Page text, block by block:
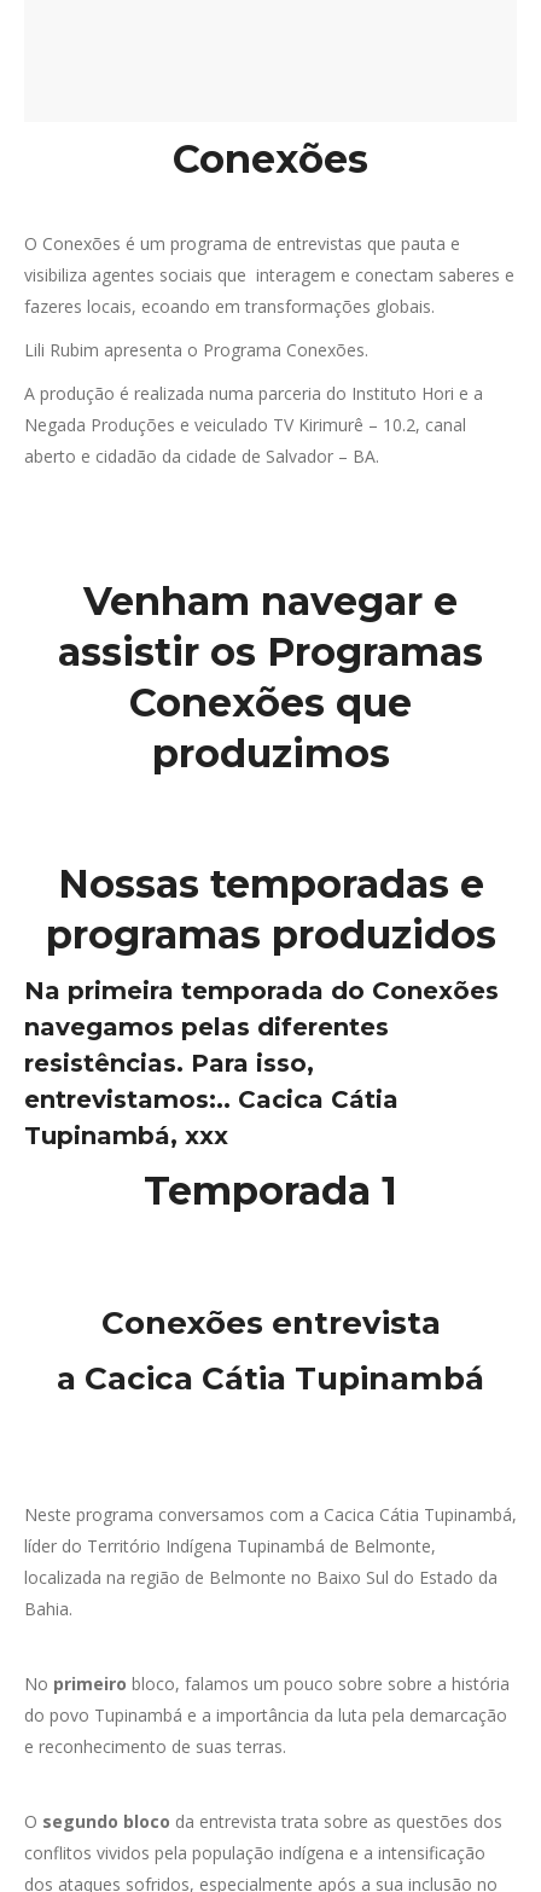
Conexões
O Conexões é um programa de entrevistas que pauta e
visibiliza agentes sociais que interagem e conectam saberes e
fazeres locais, ecoando em transformações globais.
Lili Rubim apresenta o Programa Conexões.
A produção é realizada numa parceria do Instituto Hori e a
Negada Produções e veiculado TV Kirimurê – 10.2, canal
aberto e cidadão da cidade de Salvador – BA.
Venham navegar e
assistir os Programas
Conexões que
produzimos
Nossas temporadas e
programas produzidos
Na primeira temporada do Conexões
navegamos pelas diferentes
resistências. Para isso,
entrevistamos:.. Cacica Cátia
Tupinambá, xxx
Temporada 1
Conexões entrevista
a Cacica Cátia Tupinambá
Neste programa conversamos com a Cacica Cátia Tupinambá,
líder do Território Indígena Tupinambá de Belmonte,
localizada na região de Belmonte no Baixo Sul do Estado da
Bahia.
No primeiro bloco, falamos um pouco sobre sobre a história
do povo Tupinambá e a importância da luta pela demarcação
e reconhecimento de suas terras.
O segundo bloco da entrevista trata sobre as questões dos
conflitos vividos pela população indígena e a intensificação
dos ataques sofridos, especialmente após a sua inclusão no